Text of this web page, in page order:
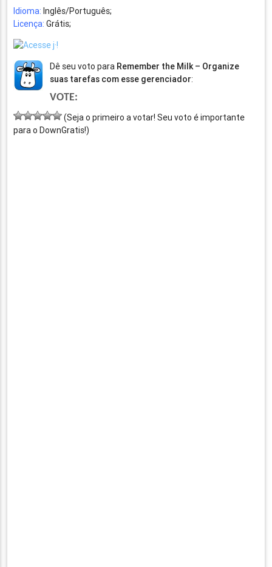
Idioma: Inglês/Português;
Licença: Grátis;
Dê seu voto para Remember the Milk – Organize
suas tarefas com esse gerenciador:
VOTE:
(Seja o primeiro a votar! Seu voto é importante
para o DownGratis!)